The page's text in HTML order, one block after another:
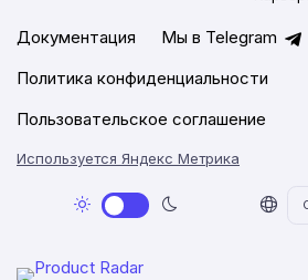
Документация
Мы в Telegram
Политика конфиденциальности
Пользовательское соглашение
Используется Яндекс Метрика